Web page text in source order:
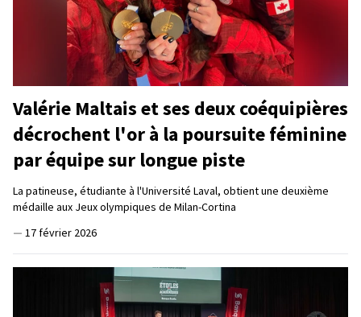
Valérie Maltais et ses deux coéquipières
décrochent l'or à la poursuite féminine
par équipe sur longue piste
La patineuse, étudiante à l'Université Laval, obtient une deuxième
médaille aux Jeux olympiques de Milan-Cortina
— 17 février 2026